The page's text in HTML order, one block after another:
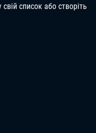
список або створіть